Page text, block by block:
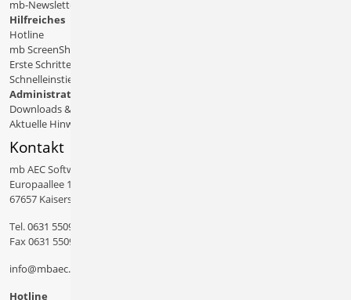
mb-Newsletter
Hilfreiches
Hotline
mb ScreenShare
Erste Schritte
Schnelleinstiege & Doku
Administratives
Downloads & Patches
Aktuelle Hinweise
Kontakt
mb AEC Software GmbH
Europaallee 14
67657 Kaiserslautern
Tel.0631 550999 11
Fax 0631 550999 20
info@mbaec.de
Hotline